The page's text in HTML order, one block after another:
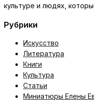
культуре и людях,
Рубрики
Искусство
Литература
Книги
Культура
Статьи
Миниатюры Елены